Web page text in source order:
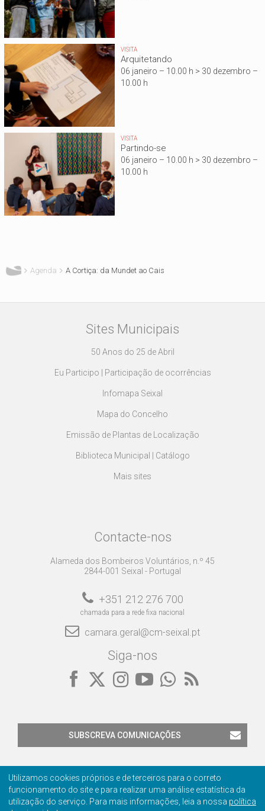
VISITA
Arquitetando
06 janeiro – 10.00 h > 30 dezembro –
10.00 h
VISITA
Partindo-se
06 janeiro – 10.00 h > 30 dezembro –
10.00 h
Agenda A Cortiça: da Mundet ao Cais
Sites Municipais
50 Anos do 25 de Abril
Eu Participo | Participação de ocorrências
Infomapa Seixal
Mapa do Concelho
Emissão de Plantas de Localização
Biblioteca Municipal | Catálogo
Mais sites
Contacte-nos
Alameda dos Bombeiros Voluntários, n.º 45
2844-001 Seixal - Portugal
+351 212 276 700
chamada para a rede fixa nacional
camara.geral@cm-seixal.pt
Siga-nos
SUBSCREVA COMUNICAÇÕES
Utilizamos cookies próprios e de terceiros para o correto
funcionamento do site e para realizar uma análise estatística da
utilização do serviço. Para mais informações, leia a nossa política